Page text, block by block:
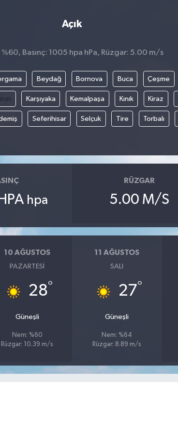
Açık
%60, Basınç: 1005 hpa hPa, Rüzgar: 5.00 m/s
Beydağ Bornova Buca Çeşme
Karşıyaka Kemalpaşa Kınık Kiraz
Seferihisar Selçuk Tire Torbalı
hpa
RÜZGAR
5.00 M/S
10 AĞUSTOS
PAZARTESI
28°
Güneşli
Nem: %60
Rüzgar: 10.39 m/s
11 AĞUSTOS
SALI
27°
Güneşli
Nem: %64
Rüzgar: 8.89 m/s